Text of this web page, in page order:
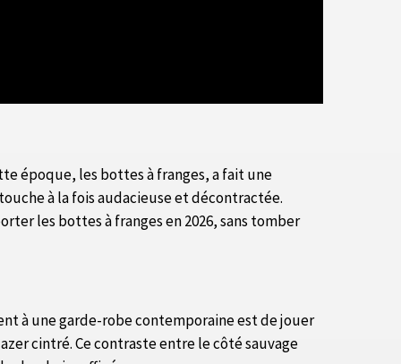
époque, les bottes à franges, a fait une
à la fois audacieuse et décontractée.
les bottes à franges en 2026, sans tomber
à une garde-robe contemporaine est de jouer
cintré. Ce contraste entre le côté sauvage